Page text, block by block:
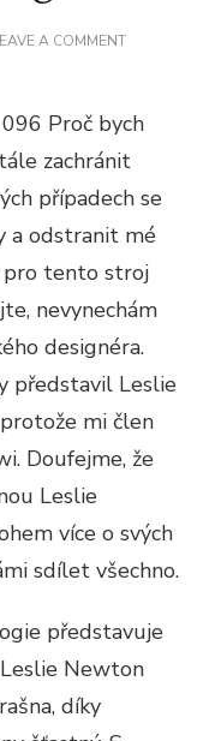
A COMMENTON
SUEDE
BAG
Proč bych
zachránit
případech se
a odstranit mé
pro tento stroj
nevynechám
designéra.
představil Leslie
mi člen
Doufejme, že
Leslie
více o svých
sdílet všechno.
představuje
Newton
díky